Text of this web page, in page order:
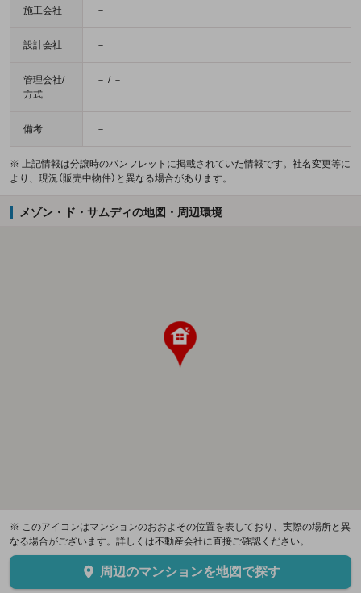
施工会社 －
設計会社 －
管理会社/
方式
－ / －
備考 －
※ 上記情報は分譲時のパンフレットに掲載されていた情報です。社名変更等に
より、現況（販売中物件）と異なる場合があります。
メゾン・ド・サムディの地図・周辺環境
※ このアイコンはマンションのおおよその位置を表しており、実際の場所と異
なる場合がございます。詳しくは不動産会社に直接ご確認ください。
周辺のマンションを地図で探す